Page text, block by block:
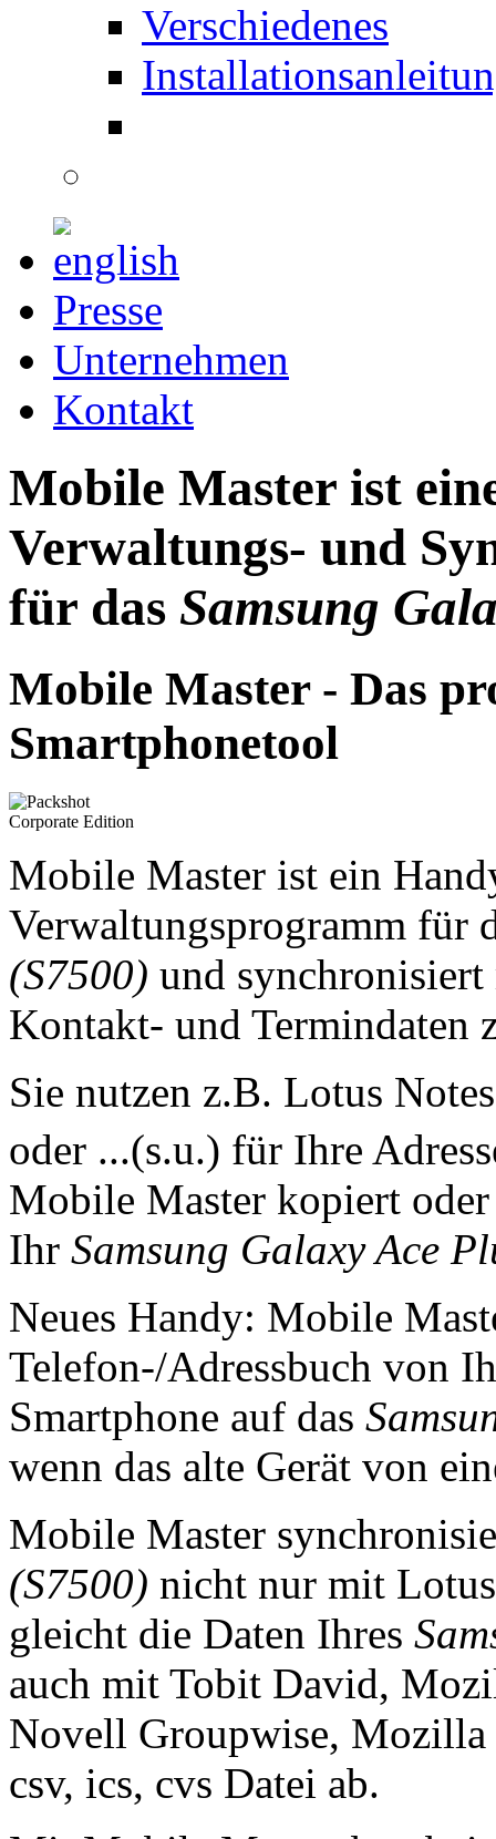
Verschiedenes
Presse
Unternehmen
Kontakt
Mobile Master ist
Verwaltungs- und
für das Samsung
Mobile Master - Das
Smartphonetool
Mobile Master ist ein
Verwaltungsprogramm für
(S7500) und
Kontakt- und Termindaten
Sie nutzen z.B. Lotus
oder ...(s.u.) für Ihre
Mobile Master kopiert
Ihr Samsung Galaxy Ace
Neues Handy: Mobile
Telefon-/Adressbuch von
Smartphone auf das
wenn das alte Gerät von
Mobile Master
(S7500) nicht nur mit
gleicht die Daten Ihres
auch mit Tobit David,
Novell Groupwise, Mozilla
csv, ics, cvs Datei ab.